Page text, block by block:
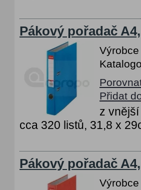
Pákový pořadač
Přidat
z
cca 320 listů, 31,8 x
Pákový pořadač